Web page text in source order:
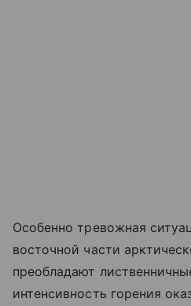
Особенно тревожная
восточной части
преобладают
интенсивность горения